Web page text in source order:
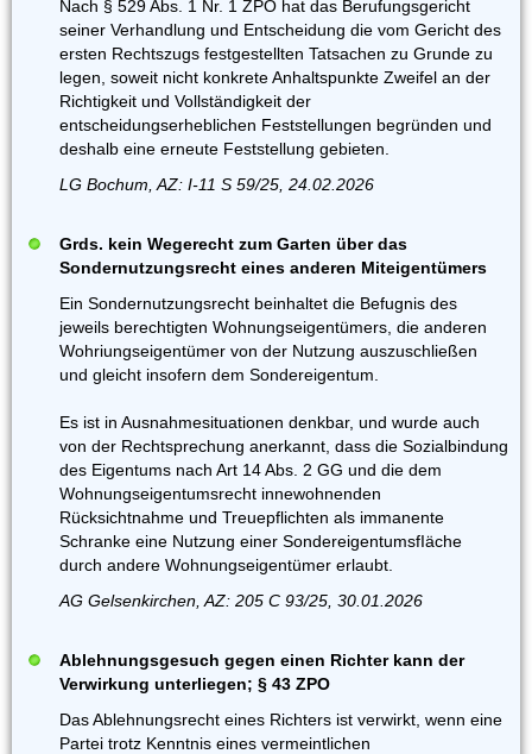
Nach § 529 Abs. 1 Nr. 1 ZPO hat das Berufungsgericht
seiner Verhandlung und Entscheidung die vom Gericht des
ersten Rechtszugs festgestellten Tatsachen zu Grunde zu
legen, soweit nicht konkrete Anhaltspunkte Zweifel an der
Richtigkeit und Vollständigkeit der
entscheidungserheblichen Feststellungen begründen und
deshalb eine erneute Feststellung gebieten.
LG Bochum, AZ: I-11 S 59/25, 24.02.2026
Grds. kein Wegerecht zum Garten über das
Sondernutzungsrecht eines anderen Miteigentümers
Ein Sondernutzungsrecht beinhaltet die Befugnis des
jeweils berechtigten Wohnungseigentümers, die anderen
Wohriungseigentümer von der Nutzung auszuschließen
und gleicht insofern dem Sondereigentum.
Es ist in Ausnahmesituationen denkbar, und wurde auch
von der Rechtsprechung anerkannt, dass die Sozialbindung
des Eigentums nach Art 14 Abs. 2 GG und die dem
Wohnungseigentumsrecht innewohnenden
Rücksichtnahme und Treuepflichten als immanente
Schranke eine Nutzung einer SondereigentumsfIäche
durch andere Wohnungseigentümer erlaubt.
AG Gelsenkirchen, AZ: 205 C 93/25, 30.01.2026
Ablehnungsgesuch gegen einen Richter kann der
Verwirkung unterliegen; § 43 ZPO
Das Ablehnungsrecht eines Richters ist verwirkt, wenn eine
Partei trotz Kenntnis eines vermeintlichen